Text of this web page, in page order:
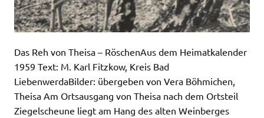
Das Reh von Theisa – RöschenAus dem Heimatkalender
1959 Text: M. Karl Fitzkow, Kreis Bad
LiebenwerdaBilder: übergeben von Vera Böhmichen,
Theisa Am Ortsausgang von Theisa nach dem Ortsteil
Ziegelscheune liegt am Hang des alten Weinberges